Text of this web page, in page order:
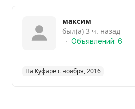
максим
был(а) 3 ч. назад
Объявлений: 6
На Куфаре с ноября, 2016